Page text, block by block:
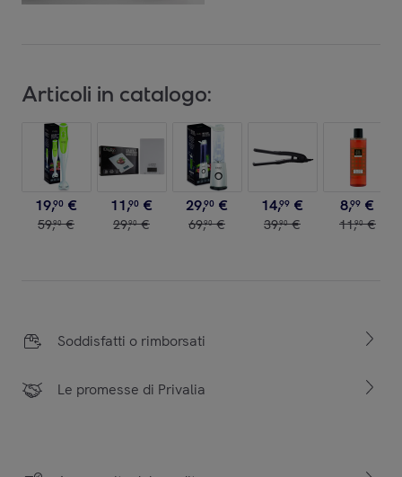
Articoli in catalogo:
19,90 €
59,90 €
11,90 €
29,90 €
29,90 €
69,90 €
14,99 €
39,90 €
8,99 €
11,90 €
Soddisfatti o rimborsati
Le promesse di Privalia